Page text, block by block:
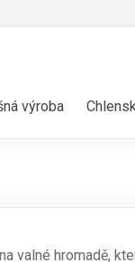
výroba
hromadě,